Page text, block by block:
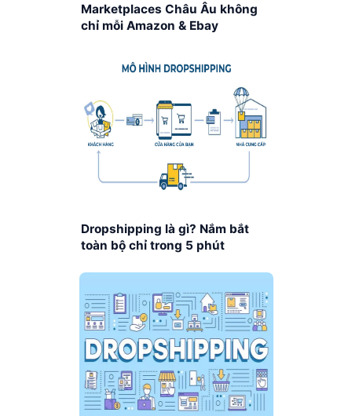
Marketplaces Châu Âu không
chỉ mỗi Amazon & Ebay
Dropshipping là gì? Nắm bắt
toàn bộ chỉ trong 5 phút